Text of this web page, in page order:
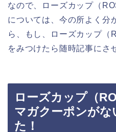
なので、ローズカップ（
については、今の所よく分
ら、もし、ローズカップ（
をみつけたら随時記事にさ
ローズカップ（
マガクーポンがな
た！